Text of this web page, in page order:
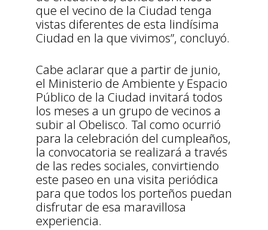
que el vecino de la Ciudad tenga
vistas diferentes de esta lindísima
Ciudad en la que vivimos”, concluyó.
Cabe aclarar que a partir de junio,
el Ministerio de Ambiente y Espacio
Público de la Ciudad invitará todos
los meses a un grupo de vecinos a
subir al Obelisco. Tal como ocurrió
para la celebración del cumpleaños,
la convocatoria se realizará a través
de las redes sociales, convirtiendo
este paseo en una visita periódica
para que todos los porteños puedan
disfrutar de esa maravillosa
experiencia.